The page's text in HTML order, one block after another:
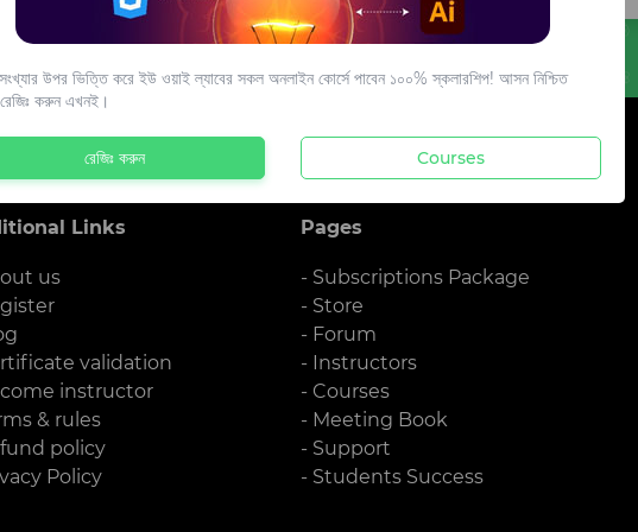
Links
us
validation
instructor
& rules
policy
Policy
Pages
- Subscriptions Package
- Store
- Forum
- Instructors
- Courses
- Meeting Book
- Support
- Students Success
উপর ভিত্তি করে ইউ ওয়াই ল্যাবের সকল অনলাইন কোর্সে পাবেন ১০০% স্কলারশিপ! আসন নিশ্চিত
করুন এখনই।
রেজিঃ করুন Courses